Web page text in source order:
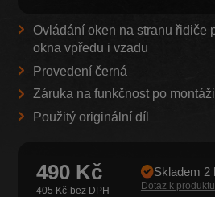
Ovládání oken na stranu řidiče
okna vpředu i vzadu
Provedení černá
Záruka na funkčnost po montáži
Použitý originální díl
490 Kč
405 Kč
Skladem 2
Dotaz k produktu